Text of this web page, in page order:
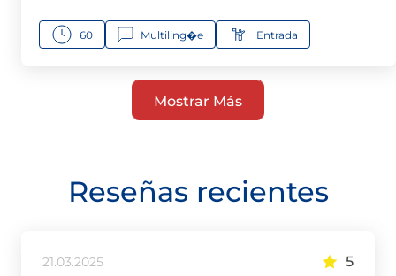
Reseñas recientes
21.03.2025 5
60 Multiling�e Entrada
Mostrar Más